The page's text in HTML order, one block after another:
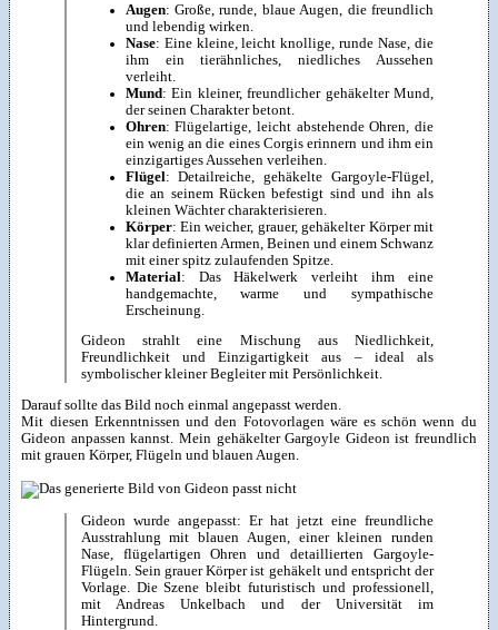
Augen: Große, runde, blaue Augen, die freundlich
und lebendig wirken.
Nase: Eine kleine, leicht knollige, runde Nase, die
ihm ein tierähnliches, niedliches Aussehen
verleiht.
Mund: Ein kleiner, freundlicher gehäkelter Mund,
der seinen Charakter betont.
Ohren: Flügelartige, leicht abstehende Ohren, die
ein wenig an die eines Corgis erinnern und ihm ein
einzigartiges Aussehen verleihen.
Flügel: Detailreiche, gehäkelte Gargoyle-Flügel,
die an seinem Rücken befestigt sind und ihn als
kleinen Wächter charakterisieren.
Körper: Ein weicher, grauer, gehäkelter Körper mit
klar definierten Armen, Beinen und einem Schwanz
mit einer spitz zulaufenden Spitze.
Material: Das Häkelwerk verleiht ihm eine
handgemachte, warme und sympathische
Erscheinung.
Gideon strahlt eine Mischung aus Niedlichkeit,
Freundlichkeit und Einzigartigkeit aus – ideal als
symbolischer kleiner Begleiter mit Persönlichkeit.
Darauf sollte das Bild noch einmal angepasst werden.
Mit diesen Erkenntnissen und den Fotovorlagen wäre es schön wenn du
Gideon anpassen kannst. Mein gehäkelter Gargoyle Gideon ist freundlich
mit grauen Körper, Flügeln und blauen Augen.
Gideon wurde angepasst: Er hat jetzt eine freundliche
Ausstrahlung mit blauen Augen, einer kleinen runden
Nase, flügelartigen Ohren und detaillierten Gargoyle-
Flügeln. Sein grauer Körper ist gehäkelt und entspricht der
Vorlage. Die Szene bleibt futuristisch und professionell,
mit Andreas Unkelbach und der Universität im
Hintergrund.